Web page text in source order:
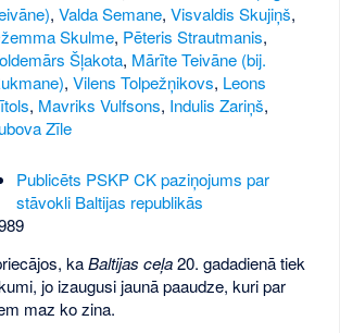
,Valda Semane,Visvaldis Skujiņš,
Skulme, Pēteris Strautmanis,
Šļakota, Mārīte Teivāne (bij.
,Vilens Tolpežņikovs, Leons
, Mavriks Vulfsons, Indulis Zariņš,
Zīle
Publicēts PSKP CK paziņojums par
stāvokli Baltijas republikās
kaBaltijas ceļa20. gadadienā tiek
jo izaugusi jaunā paaudze, kuri par
maz ko zina.